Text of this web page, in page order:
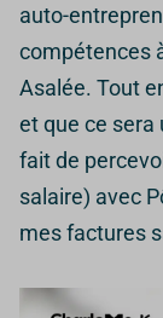
auto-
compétences
Asalée. Tout
et que ce
fait de
salaire) avec
mes factures